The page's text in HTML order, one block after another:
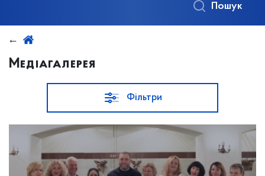
Пошук
Медіагалерея
Фільтри